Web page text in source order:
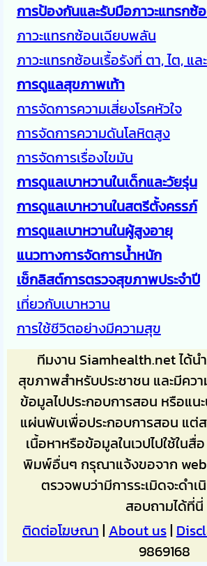
การป้องกันและรับมือภาวะแทรกซ้
ภาวะแทรกซ้อนเฉียบพลัน
ภาวะแทรกซ้อนเรื้อรังที่ ตา, ไต, แล
การดูแลสุขภาพเท้า
การจัดการความเสี่ยงโรคหัวใจ
การจัดการความดันโลหิตสูง
การจัดการเรื่องไขมัน
การดูแลเบาหวานในเด็กและวัยรุ่น
การดูแลเบาหวานในสตรีตั้งครรภ์
การดูแลเบาหวานในผู้สูงอายุ
แนวทางการจัดการน้ำหนัก
เช็กลิสต์การตรวจสุขภาพประจำปี
เที่ยวกับเบาหวาน
การใช้ชีวิตอย่างมีความสุข
ทีมงาน Siamhealth.net ได้น
สุขภาพสำหรับประชาชน และมีค
ข้อมูลไปประกอบการสอน หรือแน
แผ่นพับเพื่อประกอบการสอน แต่
เนื้อหาหรือข้อมูลในเวปไปใช้ใน
พิมพ์อื่นๆ กรุณาแจ้งขอจาก
ตรวจพบว่ามีการระเมิดจะดำ
สอบถามได้ที่นี่
ติดต่อโฆษณา|About us|
9869168